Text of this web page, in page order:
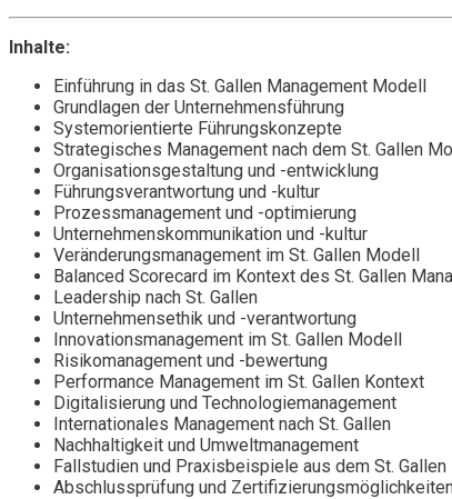
Inhalte:
Einführung in das St. Gallen Management Modell
Grundlagen der Unternehmensführung
Systemorientierte Führungskonzepte
Strategisches Management nach dem St. Gallen
Organisationsgestaltung und -entwicklung
Führungsverantwortung und -kultur
Prozessmanagement und -optimierung
Unternehmenskommunikation und -kultur
Veränderungsmanagement im St. Gallen Modell
Balanced Scorecard im Kontext des St. Gallen
Leadership nach St. Gallen
Unternehmensethik und -verantwortung
Innovationsmanagement im St. Gallen Modell
Risikomanagement und -bewertung
Performance Management im St. Gallen Kontext
Digitalisierung und Technologiemanagement
Internationales Management nach St. Gallen
Nachhaltigkeit und Umweltmanagement
Fallstudien und Praxisbeispiele aus dem St.
Abschlussprüfung und